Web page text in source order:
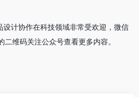
设计协作在科技领域非常受欢迎，微信
维码关注公众号查看更多内容。